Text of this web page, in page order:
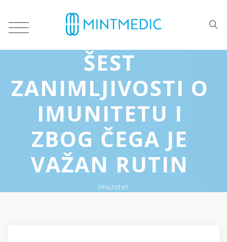
ŠEST
ZANIMLJIVOSTI O
IMUNITETU I
ZBOG ČEGA JE
VAŽAN RUTIN
Imunitet